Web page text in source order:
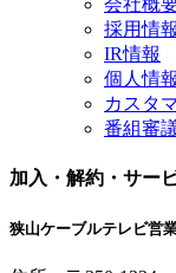
会社概
採用情報
IR情報
個人情
カスタ
番組審
加入・解約・サー
狭山ケーブルテレビ営